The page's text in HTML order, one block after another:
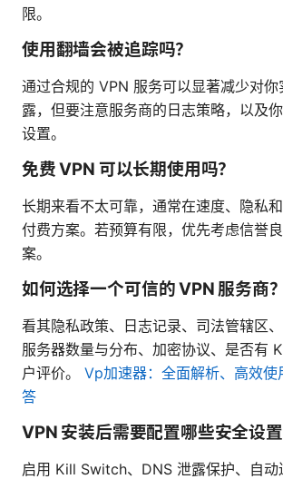
限。
使用翻墙会被追踪吗？
通过合规的 VPN 服务可以显著减少对你
露，但要注意服务商的日志策略，以及
设置。
免费 VPN 可以长期使用吗？
长期来看不太可靠，通常在速度、隐私
付费方案。若预算有限，优先考虑信誉
案。
如何选择一个可信的 VPN 服务商？
看其隐私政策、日志记录、司法管辖区、
服务器数量与分布、加密协议、是否有
户评价。 Vp加速器：全面解析、高效使
答
VPN 安装后需要配置哪些安全设置
启用 Kill Switch、DNS 泄露保护、自动